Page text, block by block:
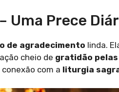
Uma Prece
de agradecimento linda.
cheio de gratidão
conexão com a liturgia